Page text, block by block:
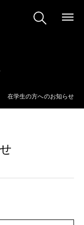
在学生の方へのお知らせ